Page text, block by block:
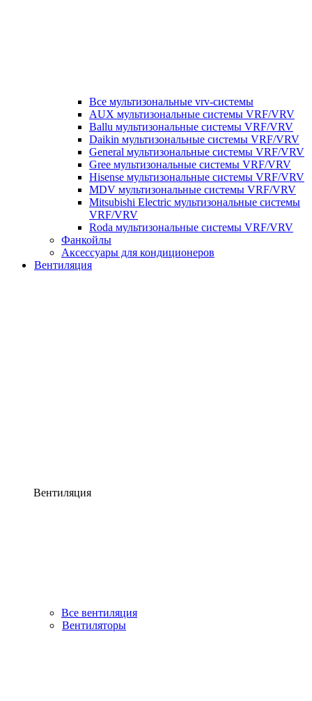
Все мультизональные vrv-системы
AUX мультизональные системы VRF/VRV
Ballu мультизональные системы VRF/VRV
Daikin мультизональные системы VRF/VRV
General мультизональные системы VRF/VRV
Gree мультизональные системы VRF/VRV
Hisense мультизональные системы VRF/VRV
MDV мультизональные системы VRF/VRV
Mitsubishi Electric мультизональные системы
VRF/VRV
Roda мультизональные системы VRF/VRV
Фанкойлы
Аксессуары для кондиционеров
Вентиляция
Вентиляция
Все вентиляция
Вентиляторы